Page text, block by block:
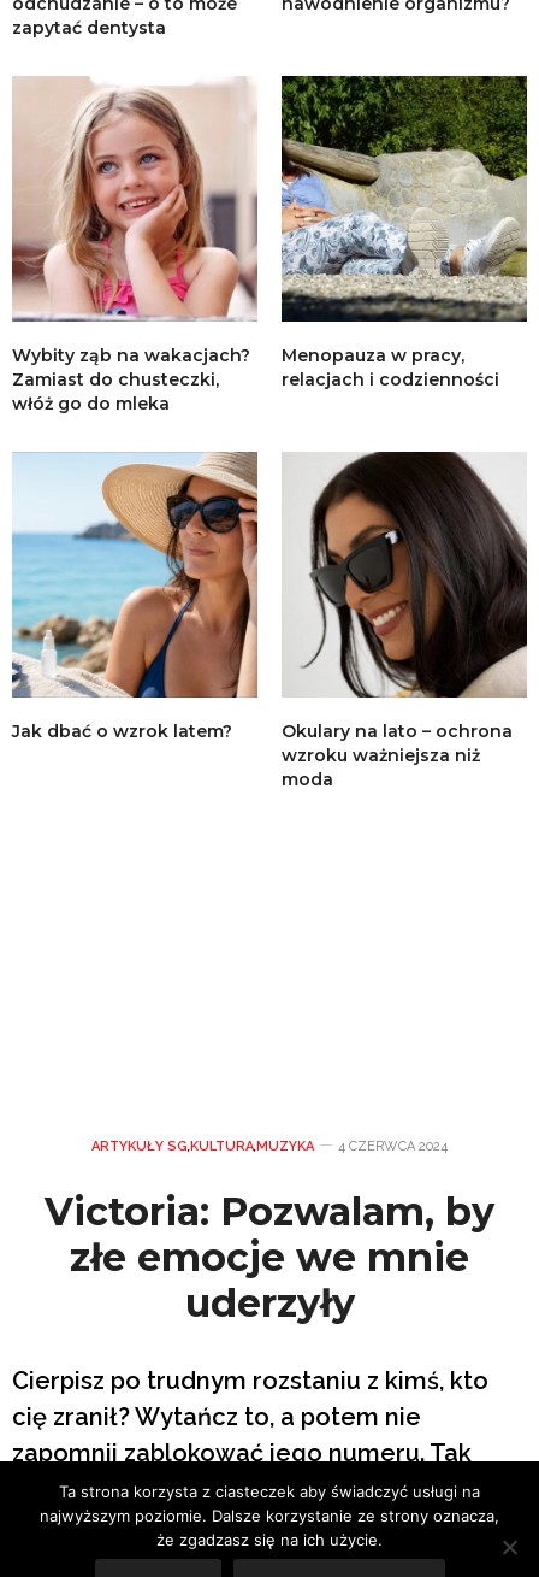
zapytać dentysta
Wybity ząb na wakacjach?
Zamiast do chusteczki,
włóż go do mleka
Menopauza w pracy,
relacjach i codzienności
Jak dbać o wzrok latem?
Okulary na lato – ochrona
wzroku ważniejsza niż
moda
ARTYKUŁY SG,KULTURA,MUZYKA 4 CZERWCA 2024
Victoria: Pozwalam, by
złe emocje we mnie
uderzyły
Cierpisz po trudnym rozstaniu z kimś, kto
cię zranił? Wytańcz to, a potem nie
zapomnij zablokować jego numeru. Tak
przynajmniej radzi Victoria, bułgarska
artystka, której nowy singiel może się stać
europejskim hitem tego lata.
Ta strona korzysta z ciasteczek aby świadczyć usługi na
najwyższym poziomie. Dalsze korzystanie ze strony oznacza,
że zgadzasz się na ich użycie.